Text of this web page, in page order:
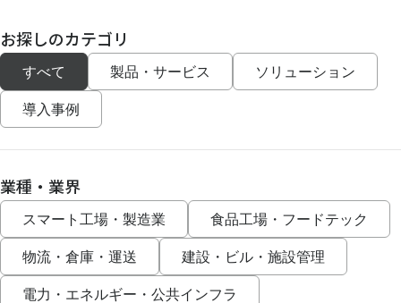
お探しのカテゴリ
すべて 製品・サービス ソリューション
導入事例
業種・業界
スマート工場・製造業 食品工場・フードテック
物流・倉庫・運送 建設・ビル・施設管理
電力・エネルギー・公共インフラ